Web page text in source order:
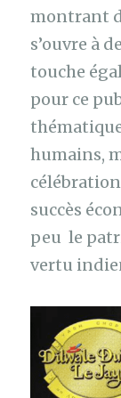
montrant
s’ouvre à
touche
pour ce
humains,
succès
peu le
vertu